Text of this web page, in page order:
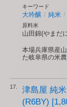
キーワード
大吟醸 / 純米 /
原料米
山田錦(やまだ
本場兵庫県産
た岐阜県の米
17.
津島屋 純
(R6BY)